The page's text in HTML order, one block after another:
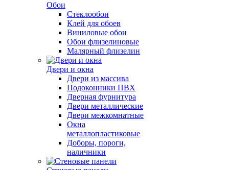
Обои
Стеклообои
Клей для обоев
Виниловые обои
Обои флизелиновые
Малярный флизелин
Двери и окна
Двери из массива
Подоконники ПВХ
Дверная фурнитура
Двери металлические
Двери межкомнатные
Окна
металлопластиковые
Доборы, пороги,
наличники